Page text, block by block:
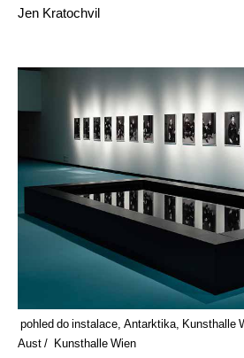
Jen Kratochvil
pohled do instalace, Antarktika, Kunsthalle
Aust / Kunsthalle Wien